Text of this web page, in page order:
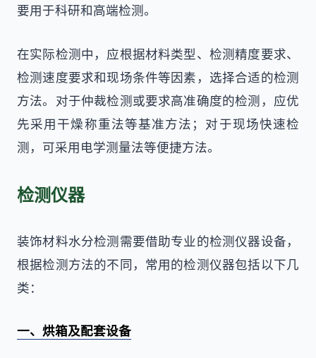
要用于科研和高端检测。
在实际检测中，应根据材料类型、检测精度要求、
检测速度要求和现场条件等因素，选择合适的检测
方法。对于仲裁检测或要求高准确度的检测，应优
先采用干燥称重法等基准方法；对于现场快速检
测，可采用电学测量法等便捷方法。
检测仪器
装饰材料水分检测需要借助专业的检测仪器设备，
根据检测方法的不同，常用的检测仪器包括以下几
类：
一、烘箱及配套设备